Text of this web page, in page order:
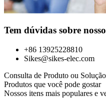
Tem dúvidas sobre
+86 13925228810
Sikes@sikes-elec.com
Consulta de Produto ou Solução
Produtos que você pode gostar
Nossos itens mais populares e